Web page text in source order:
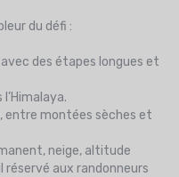
du défi :
des étapes longues et
entre montées sèches et
neige, altitude
aux randonneurs